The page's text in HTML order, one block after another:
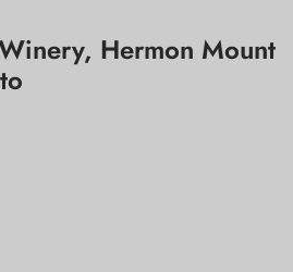
Hermon Mount